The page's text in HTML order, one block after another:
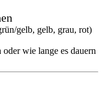
gelb, gelb, grau, rot)
wie lange es dauern